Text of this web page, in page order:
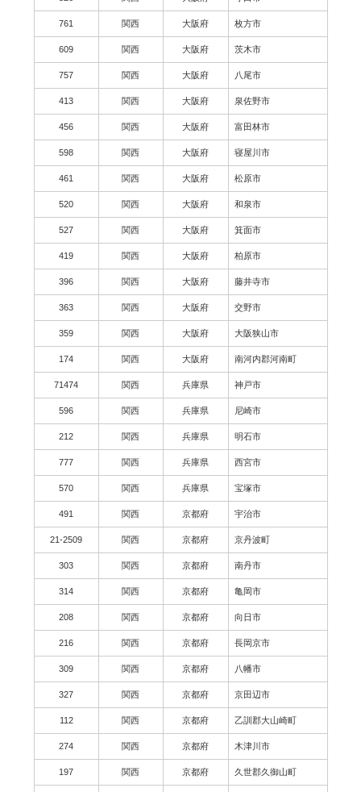
761 関西 大阪府 枚方市
609 関西 大阪府 茨木市
757 関西 大阪府 八尾市
413 関西 大阪府 泉佐野市
456 関西 大阪府 富田林市
598 関西 大阪府 寝屋川市
461 関西 大阪府 松原市
520 関西 大阪府 和泉市
527 関西 大阪府 箕面市
419 関西 大阪府 柏原市
396 関西 大阪府 藤井寺市
363 関西 大阪府 交野市
359 関西 大阪府 大阪狭山市
174 関西 大阪府 南河内郡河南町
71474 関西 兵庫県 神戸市
596 関西 兵庫県 尼崎市
212 関西 兵庫県 明石市
777 関西 兵庫県 西宮市
570 関西 兵庫県 宝塚市
491 関西 京都府 宇治市
21-2509 関西 京都府 京丹波町
303 関西 京都府 南丹市
314 関西 京都府 亀岡市
208 関西 京都府 向日市
216 関西 京都府 長岡京市
309 関西 京都府 八幡市
327 関西 京都府 京田辺市
112 関西 京都府 乙訓郡大山崎町
274 関西 京都府 木津川市
197 関西 京都府 久世郡久御山町